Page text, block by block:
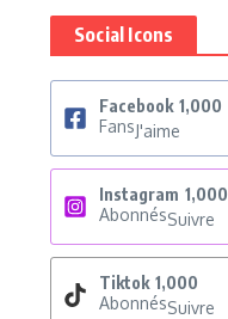
Social Icons
Facebook 1,000
FansJ'aime
Instagram 1,000
AbonnésSuivre
Tiktok 1,000
AbonnésSuivre